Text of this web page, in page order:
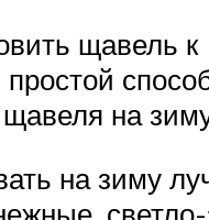
щавель к
на
на зиму